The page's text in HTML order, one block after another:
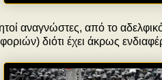
αναγνώστες, από το αδελφικό
διότι έχει άκρως